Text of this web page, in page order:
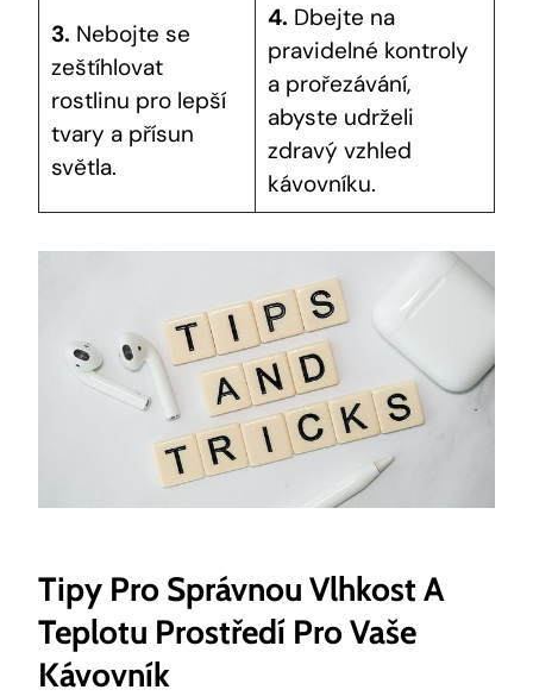
3. Nebojte se
zeštíhlovat
rostlinu pro lepší
tvary a přísun
světla.
4. Dbejte na
pravidelné kontroly
a prořezávání,
abyste udrželi
zdravý vzhled
kávovníku.
Tipy Pro Správnou Vlhkost A
Teplotu Prostředí Pro Vaše
Kávovník